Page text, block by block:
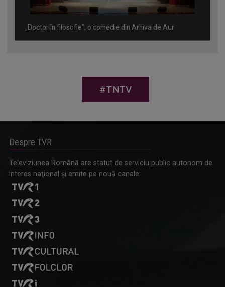
„Doctor în filosofie", o comedie din Arhiva de Aur
prin piesa „Ultima oră”, o montare de colecție, din 1979
#TNTV
Despre TVR
Televiziunea Română are statut de serviciu public autonom de
interes naţional şi emite pe nouă canale: